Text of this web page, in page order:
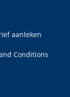
aanteken
Conditions